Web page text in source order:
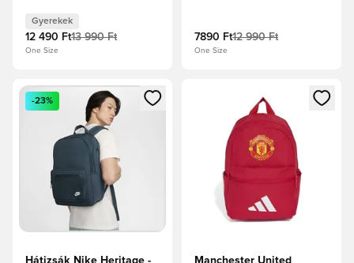
Gyerekek
12 490 Ft13 990 Ft
One Size
7890 Ft12 990 Ft
One Size
Megnyit egy modált a bejelentkezéshez vagy a tagként való
-23%
Hátizsák Nike Heritage -
Megnyit egy modált a
Manchester United